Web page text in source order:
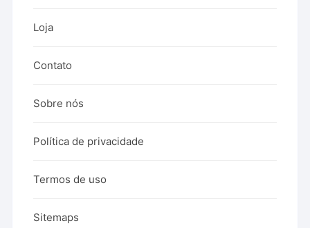
Loja
Contato
Sobre nós
Política de privacidade
Termos de uso
Sitemaps